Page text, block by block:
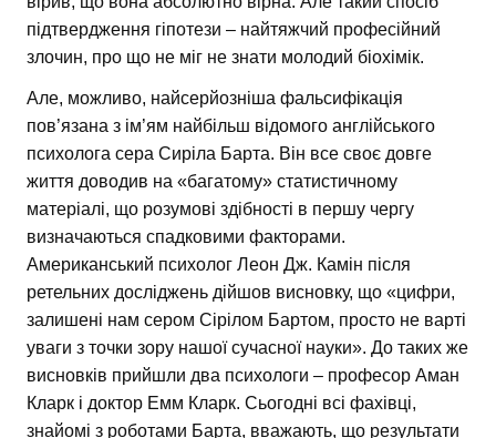
підтвердження гіпотези – найтяжчий професійний
злочин, про що не міг не знати молодий біохімік.
Але, можливо, найсерйозніша фальсифікація
пов’язана з ім’ям найбільш відомого англійського
психолога сера Сиріла Барта. Він все своє довге
життя доводив на «багатому» статистичному
матеріалі, що розумові здібності в першу чергу
визначаються спадковими факторами.
Американський психолог Леон Дж. Камін після
ретельних досліджень дійшов висновку, що «цифри,
залишені нам сером Сірілом Бартом, просто не варті
уваги з точки зору нашої сучасної науки». До таких же
висновків прийшли два психологи – професор Аман
Кларк і доктор Емм Кларк. Сьогодні всі фахівці,
знайомі з роботами Барта, вважають, що результати